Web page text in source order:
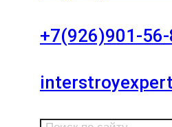
+7(926)901-56-